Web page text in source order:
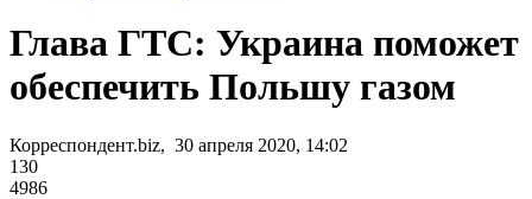
Глава ГТС: Украина поможет
обеспечить Польшу газом
Корреспондент.biz, 30 апреля 2020, 14:02
130
4986